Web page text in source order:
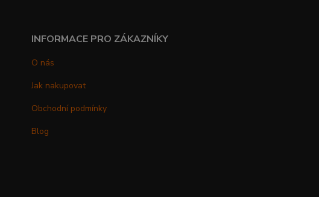
INFORMACE PRO ZÁKAZNÍKY
O nás
Jak nakupovat
Obchodní podmínky
Blog